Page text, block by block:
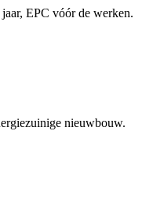
EPC vóór de werken.
nieuwbouw.